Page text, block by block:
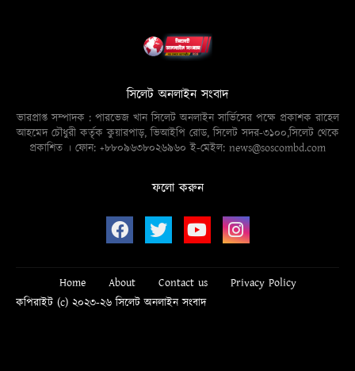
সিলেট অনলাইন সংবাদ
ভারপ্রাপ্ত সম্পাদক : পারভেজ খান সিলেট অনলাইন সার্ভিসের পক্ষে প্রকাশক রাহেল
আহমেদ চৌধুরী কর্তৃক কুয়ারপাড়, ভিআইপি রোড, সিলেট সদর-৩১০০,সিলেট থেকে
প্রকাশিত । ফোন: +৮৮০৯৬৩৮০২৬৯৬০ ই-মেইল: news@soscombd.com
ফলো করুন
Home About Contact us
Privacy Policy
কপিরাইট (c) ২০২৩-২৬ সিলেট অনলাইন সংবাদ